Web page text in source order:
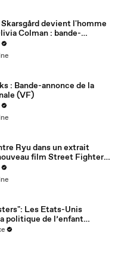
devient l'homme
Colman : bande-
Wicker (VO)
: Bande-annonce de la
(VF)
Ryu dans un extrait
film Street Fighter
Les Etats-Unis
politique de l’enfant
le dernier film de Noomi